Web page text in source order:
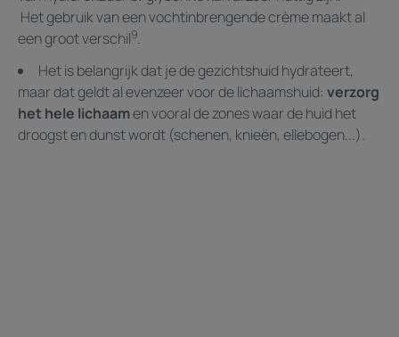
Het gebruik van een vochtinbrengende crème maakt al
een groot verschil9.
Het is belangrijk dat je de gezichtshuid hydrateert,
maar dat geldt al evenzeer voor de lichaamshuid: verzorg
het hele lichaamen vooral de zones waar de huid het
droogst en dunst wordt (schenen, knieën, ellebogen...).